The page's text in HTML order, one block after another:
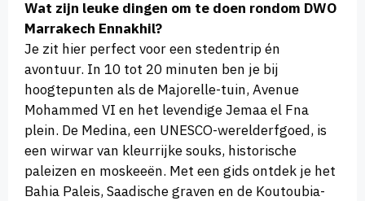
Wat zijn leuke dingen om te doen rondom DWO
Marrakech Ennakhil?
Je zit hier perfect voor een stedentrip én
avontuur. In 10 tot 20 minuten ben je bij
hoogtepunten als de Majorelle-tuin, Avenue
Mohammed VI en het levendige Jemaa el Fna
plein. De Medina, een UNESCO-werelderfgoed, is
een wirwar van kleurrijke souks, historische
paleizen en moskeeën. Met een gids ontdek je het
Bahia Paleis, Saadische graven en de Koutoubia-